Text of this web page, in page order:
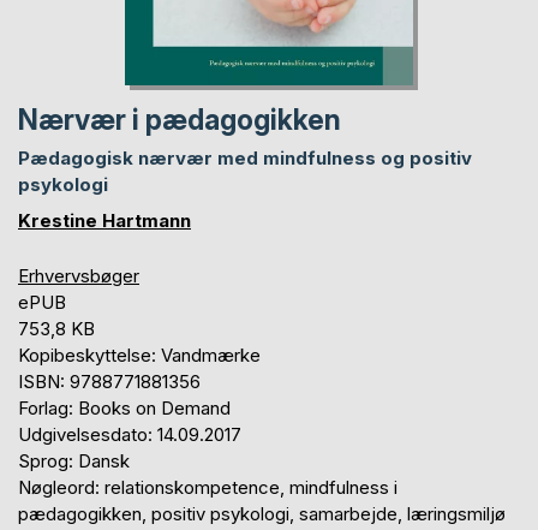
Nærvær i pædagogikken
Pædagogisk nærvær med mindfulness og positiv
psykologi
Krestine Hartmann
Erhvervsbøger
ePUB
753,8 KB
Kopibeskyttelse: Vandmærke
ISBN: 9788771881356
Forlag: Books on Demand
Udgivelsesdato: 14.09.2017
Sprog: Dansk
Nøgleord: relationskompetence, mindfulness i
pædagogikken, positiv psykologi, samarbejde, læringsmiljø